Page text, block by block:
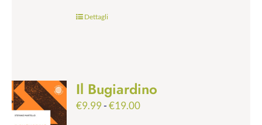
Dettagli
Il Bugiardino
€9.99-€19.00Fascia